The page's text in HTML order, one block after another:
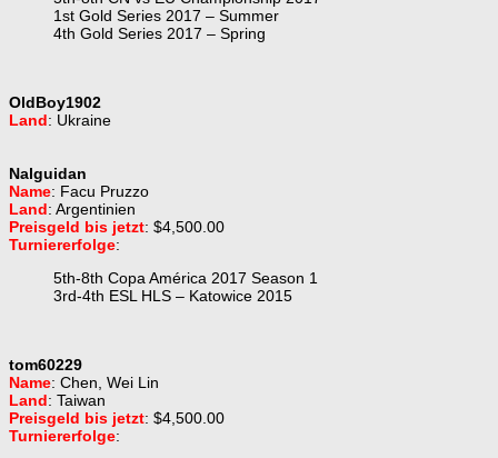
1st Gold Series 2017 – Summer
4th Gold Series 2017 – Spring
OldBoy1902
Land: Ukraine
Nalguidan
Name: Facu Pruzzo
Land: Argentinien
Preisgeld bis jetzt: $4,500.00
Turniererfolge:
5th-8th Copa América 2017 Season 1
3rd-4th ESL HLS – Katowice 2015
tom60229
Name: Chen, Wei Lin
Land: Taiwan
Preisgeld bis jetzt: $4,500.00
Turniererfolge: